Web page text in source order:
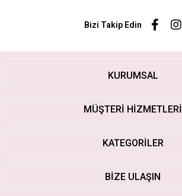
Bizi Takip Edin
KURUMSAL
MÜŞTERİ HİZMETLERİ
KATEGORİLER
BİZE ULAŞIN